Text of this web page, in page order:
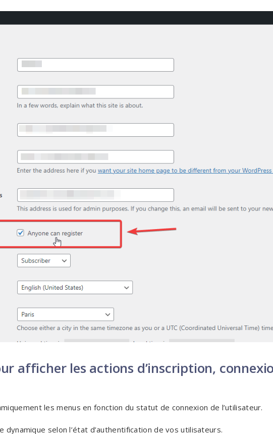
afficher les actions d’inscription,
les menus en fonction du statut de connexion de l’utilisateur.
dynamique selon l’état d’authentification de vos utilisateurs.